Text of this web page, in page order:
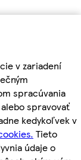
v zariadení
spracúvania
spravovať
kedykoľvek v
Tieto
údaje o